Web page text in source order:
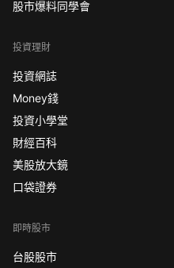
股市爆料同學會
投資理財
投資網誌
Money錢
投資小學堂
財經百科
美股放大鏡
口袋證券
即時股市
台股股市